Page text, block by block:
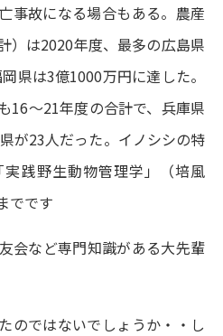
事故になる場合もある。農産
）は2020年度、最多の広島県
県は3億1000万円に達した。
16～21年度の合計で、兵庫県
が23人だった。イノシシの特
践野生動物管理学」（培風
でです
会など専門知識がある大先輩
のではないでしょうか・・し